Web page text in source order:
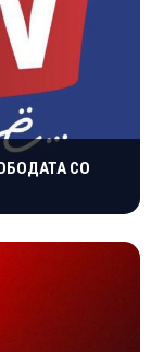
СО